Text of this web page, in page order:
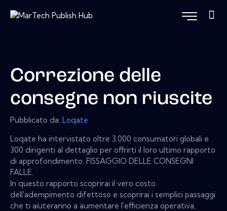
Correzione delle
consegne non riuscite
Pubblicato da: Loqate
Loqate ha intervistato oltre 3.000 consumatori globali e
300 dirigenti al dettaglio per offrirti il ​​loro ultimo rapporto
di approfondimento: FISSAGGIO DELLE CONSEGNI
FALLE.
In questo rapporto scoprirai il vero costo
dell'adempimento difettoso e scoprirai i semplici passaggi
che ti aiuteranno a aumentare l'efficienza operativa,